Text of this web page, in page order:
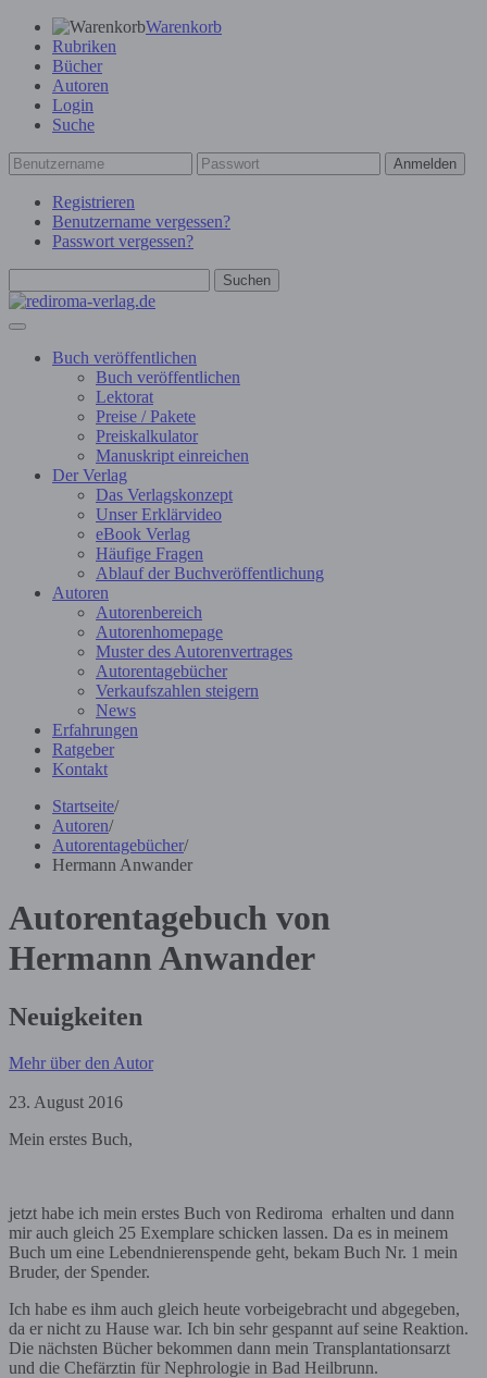
Warenkorb
Rubriken
Bücher
Autoren
Login
Suche
Anmelden
Registrieren
Benutzername vergessen?
Passwort vergessen?
Suchen
Buch veröffentlichen
Buch veröffentlichen
Lektorat
Preise / Pakete
Preiskalkulator
Manuskript einreichen
Der Verlag
Das Verlagskonzept
Unser Erklärvideo
eBook Verlag
Häufige Fragen
Ablauf der Buchveröffentlichung
Autoren
Autorenbereich
Autorenhomepage
Muster des Autorenvertrages
Autorentagebücher
Verkaufszahlen steigern
News
Erfahrungen
Ratgeber
Kontakt
Startseite/
Autoren/
Autorentagebücher/
Hermann Anwander
Autorentagebuch von
Hermann Anwander
Neuigkeiten
Mehr über den Autor
23. August 2016
Mein erstes Buch,
jetzt habe ich mein erstes Buch von Rediroma erhalten und dann
mir auch gleich 25 Exemplare schicken lassen. Da es in meinem
Buch um eine Lebendnierenspende geht, bekam Buch Nr. 1 mein
Bruder, der Spender.
Ich habe es ihm auch gleich heute vorbeigebracht und abgegeben,
da er nicht zu Hause war. Ich bin sehr gespannt auf seine Reaktion.
Die nächsten Bücher bekommen dann mein Transplantationsarzt
und die Chefärztin für Nephrologie in Bad Heilbrunn.